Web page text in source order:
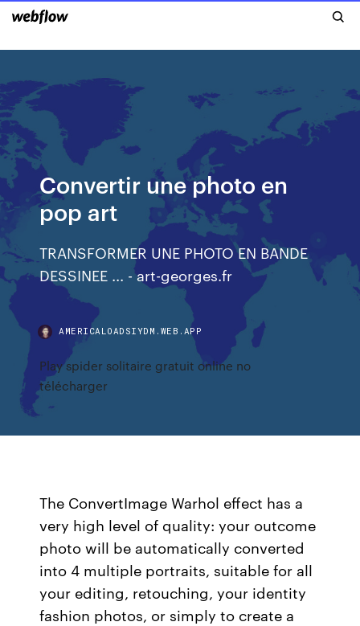
Convertir une photo en
pop art
TRANSFORMER UNE PHOTO EN BANDE
DESSINEE ... - art-georges.fr
AMERICALOADSIYDM.WEB.APP
Play spider solitaire gratuit online no
télécharger
The ConvertImage Warhol effect has a
very high level of quality: your outcome
photo will be automatically converted
into 4 multiple portraits, suitable for all
your editing, retouching, your identity
fashion photos, or simply to create a